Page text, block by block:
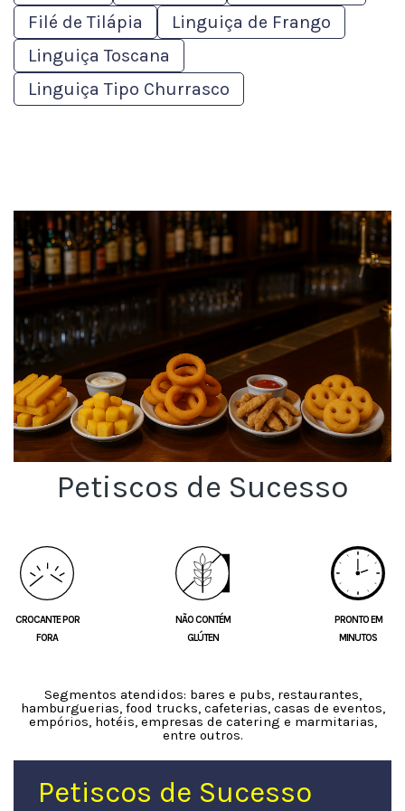
Filé de Tilápia
Linguiça de Frango
Linguiça Toscana
Linguiça Tipo Churrasco
Petiscos de Sucesso
CROCANTE POR
FORA
NÃO CONTÉM
GLÚTEN
PRONTO EM
MINUTOS
Segmentos atendidos: bares e pubs, restaurantes,
hamburguerias, food trucks, cafeterias, casas de eventos,
empórios, hotéis, empresas de catering e marmitarias,
entre outros.
Petiscos de Sucesso